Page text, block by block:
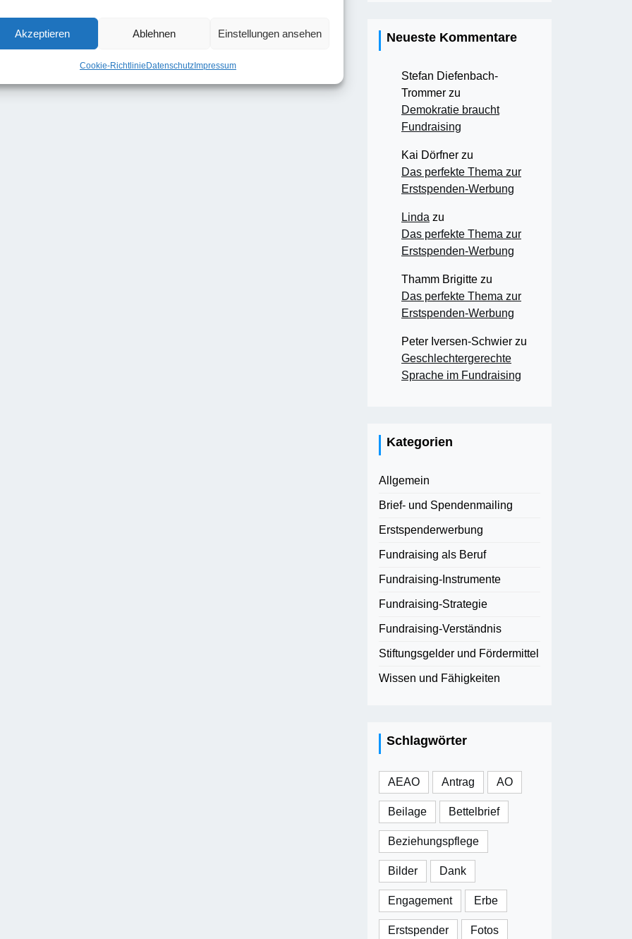
Akzeptieren Ablehnen Einstellungen ansehen
Cookie-Richtlinie DatenschutzImpressum
Neueste Kommentare
Stefan Diefenbach-
Trommer zu
Demokratie braucht
Fundraising
Kai Dörfner zu
Das perfekte Thema zur
Erstspenden-Werbung
Linda zu
Das perfekte Thema zur
Erstspenden-Werbung
Thamm Brigitte zu
Das perfekte Thema zur
Erstspenden-Werbung
Peter Iversen-Schwier zu
Geschlechtergerechte
Sprache im Fundraising
Kategorien
Allgemein
Brief- und Spendenmailing
Erstspenderwerbung
Fundraising als Beruf
Fundraising-Instrumente
Fundraising-Strategie
Fundraising-Verständnis
Stiftungsgelder und Fördermittel
Wissen und Fähigkeiten
Schlagwörter
AEAO Antrag AO
Beilage Bettelbrief
Beziehungspflege
Bilder Dank
Engagement Erbe
Erstspender Fotos